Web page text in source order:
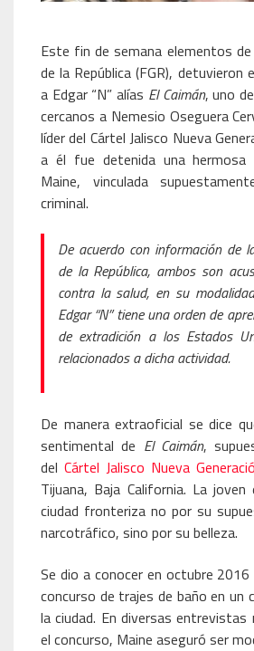
Este fin de semana elementos de
de la República (FGR), detuvieron
a Edgar “N” alías El Caimán, uno
cercanos a Nemesio Oseguera
líder del Cártel Jalisco Nueva
a él fue detenida una hermosa
Maine, vinculada
criminal.
De acuerdo con información de
de la República, ambos son
contra la salud, en su
Edgar “N” tiene una orden de
de extradición a los Estados
relacionados a dicha actividad.
De manera extraoficial se dice
sentimental de El Caimán,
del Cártel Jalisco Nueva
Tijuana, Baja California. La
ciudad fronteriza no por su
narcotráfico, sino por su belleza.
Se dio a conocer en octubre
concurso de trajes de baño en un
la ciudad. En diversas entrevistas
el concurso, Maine aseguró ser